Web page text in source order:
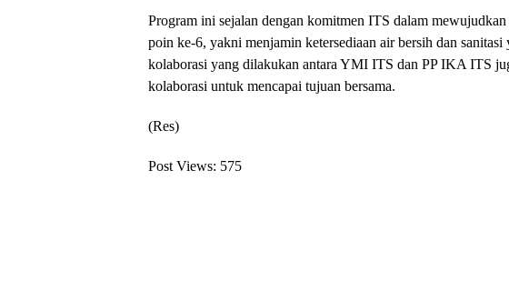
Program ini sejalan dengan komitmen ITS dalam
poin ke-6, yakni menjamin ketersediaan air bersih dan
kolaborasi yang dilakukan antara YMI ITS dan PP IKA ITS
kolaborasi untuk mencapai tujuan bersama.
(Res)
Post Views: 575